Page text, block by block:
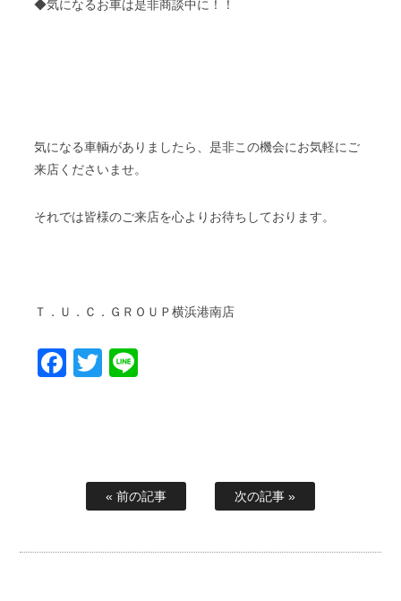
◆気になるお車は是非商談中に！！
気になる車輌がありましたら、是非この機会にお気軽にご
来店くださいませ。
それでは皆様のご来店を心よりお待ちしております。
Ｔ．Ｕ．Ｃ．ＧＲＯＵＰ横浜港南店
Facebook
Twitter
« 前の記事 次の記事 »